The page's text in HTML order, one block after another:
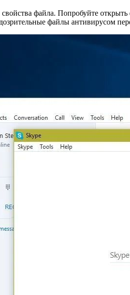
файла. Попробуйте
файлы антивирусом